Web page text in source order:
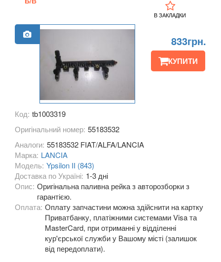
LANCIA
Delta III (844)
Kappa (838, 838A, 838B)
Musa (350)
Phedra (179)
Thema (LX)
Thesis (841AX)
Ypsilon II (843)
Ypsilon III (846)
LAND ROVER keyboard_arrow_down
833грн.
КУПИТИ
В ЗАКЛАДКИ
Код: tb1003319
Оригінальний номер: 55183532
Аналоги: 55183532 FIAT/ALFA/LANCIA
Марка: LANCIA
Модель: Ypsilon II (843)
Доставка по Україні: 1-3 дні
Опис: Оригінальна паливна рейка з авторозборки з
гарантією.
Оплата: Оплату запчастини можна здійснити на картку
Приватбанку, платіжними системами Visa та
MasterCard, при отриманні у відділенні
кур'єрської служби у Вашому місті (залишок
від передоплати).